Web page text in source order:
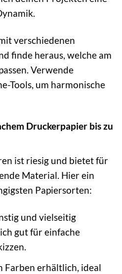
verschiedenen
finde heraus, welche am
Verwende
Tools, um harmonische
Druckerpapier bis zu
ist riesig und bietet für
Material. Hier ein
Papiersorten:
und vielseitig
gut für einfache
Farben erhältlich, ideal